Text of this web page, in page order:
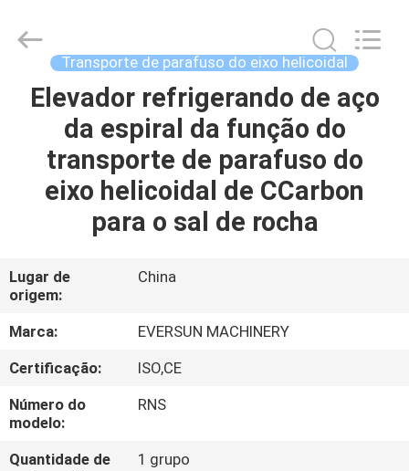
CASA
PRODUTOS
RV
SOBRE
NÓS
EXCURSÃO
DA
(Henan)
Reserved.
Transporte de parafuso do eixo helicoidal
Elevador refrigerando de aço
da espiral da função do
transporte de parafuso do
eixo helicoidal de CCarbon
para o sal de rocha
Lugar de
origem:
China
Marca:
EVERSUN MACHINERY
Certificação:
ISO,CE
Número do
modelo:
RNS
Quantidade de
1 grupo